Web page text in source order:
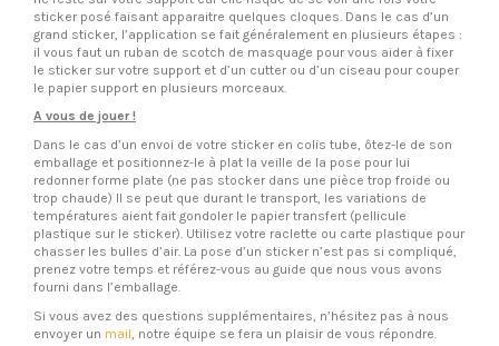
sticker posé faisant apparaitre quelques cloques. Dans le cas d’un
grand sticker, l’application se fait généralement en plusieurs étapes :
il vous faut un ruban de scotch de masquage pour vous aider à fixer
le sticker sur votre support et d’un cutter ou d’un ciseau pour couper
le papier support en plusieurs morceaux.
A vous de jouer !
Dans le cas d’un envoi de votre sticker en colis tube, ôtez-le de son
emballage et positionnez-le à plat la veille de la pose pour lui
redonner forme plate (ne pas stocker dans une pièce trop froide ou
trop chaude) Il se peut que durant le transport, les variations de
températures aient fait gondoler le papier transfert (pellicule
plastique sur le sticker). Utilisez votre raclette ou carte plastique pour
chasser les bulles d’air. La pose d’un sticker n’est pas si compliqué,
prenez votre temps et référez-vous au guide que nous vous avons
fourni dans l’emballage.
Si vous avez des questions supplémentaires, n’hésitez pas à nous
envoyer un mail , notre équipe se fera un plaisir de vous répondre.